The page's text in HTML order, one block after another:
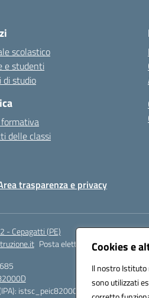
Cookies e
Il nostro
sono utilizzati
scolastico
e studenti
di studio
delle classi
trasparenza e privacy
- Cepagatti (PE)
Posta elettronica certificata
istsc_peic82000d